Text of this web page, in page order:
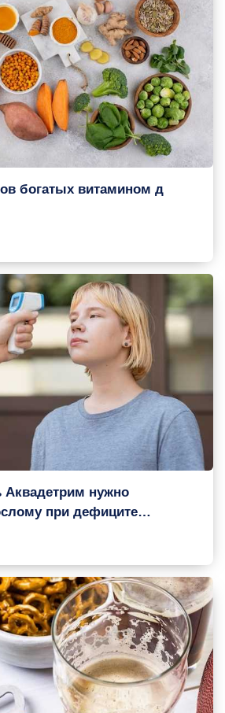
богатых витамином д
Аквадетрим нужно
при дефиците